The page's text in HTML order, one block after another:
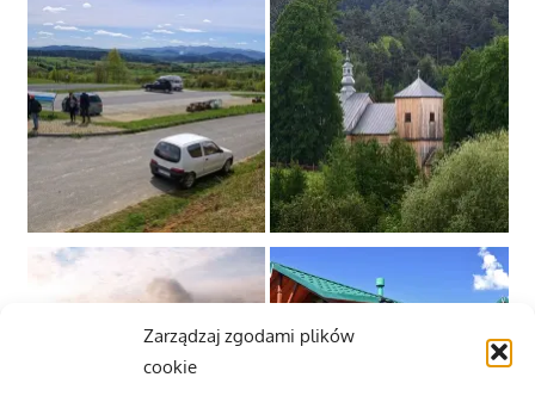
Zarządzaj zgodami plików
cookie